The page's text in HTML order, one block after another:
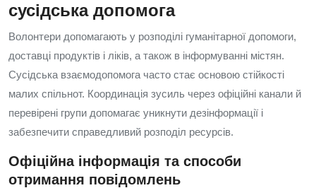
сусідська допомога
Волонтери допомагають у розподілі гуманітарної допомоги,
доставці продуктів і ліків, а також в інформуванні містян.
Сусідська взаємодопомога часто стає основою стійкості
малих спільнот. Координація зусиль через офіційні канали й
перевірені групи допомагає уникнути дезінформації і
забезпечити справедливий розподіл ресурсів.
Офіційна інформація та способи
отримання повідомлень